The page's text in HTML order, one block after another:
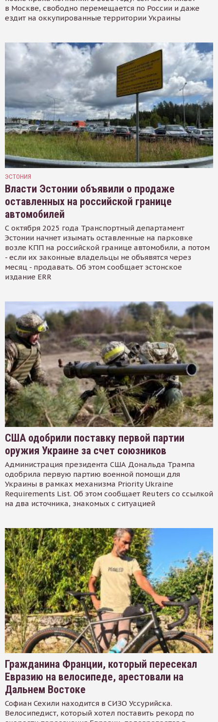
в Москве, свободно перемещается по России и даже
ездит на оккупированные территории Украины
ЭСТОНИЯ
Власти Эстонии объявили о продаже
оставленных на российской границе
автомобилей
С октября 2025 года Транспортный департамент
Эстонии начнет изымать оставленные на парковке
возле КПП на российской границе автомобили, а потом
- если их законные владельцы не объявятся через
месяц - продавать. Об этом сообщает эстонское
издание ERR
США одобрили поставку первой партии
оружия Украине за счет союзников
Администрация президента США Дональда Трампа
одобрила первую партию военной помощи для
Украины в рамках механизма Priority Ukraine
Requirements List. Об этом сообщает Reuters со ссылкой
на два источника, знакомых с ситуацией
Гражданина Франции, который пересекал
Евразию на велосипеде, арестовали на
Дальнем Востоке
Софиан Сехили находится в СИЗО Уссурийска.
Велосипедист, который хотел поставить рекорд по